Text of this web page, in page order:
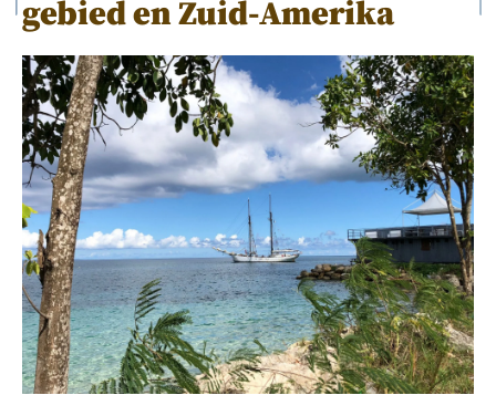
gebied en Zuid-Amerika